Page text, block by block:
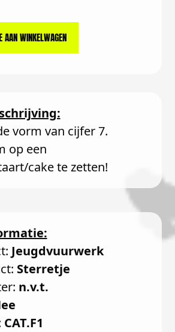
AAN WINKELWAGEN
vorm van cijfer 7.
op een
cake te zetten!
Jeugdvuurwerk
Sterretje
n.v.t.
CAT.F1